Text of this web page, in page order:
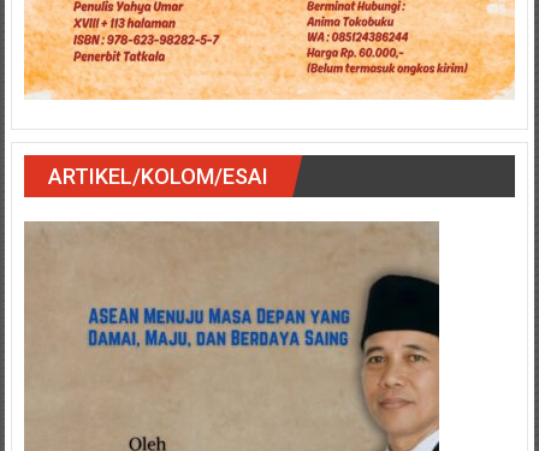
ARTIKEL/KOLOM/ESAI